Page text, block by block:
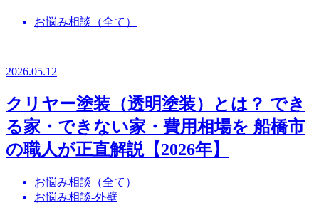
お悩み相談（全て）
2026.05.12
クリヤー塗装（透明塗装）とは？ でき
る家・できない家・費用相場を 船橋市
の職人が正直解説【2026年】
お悩み相談（全て）
お悩み相談-外壁